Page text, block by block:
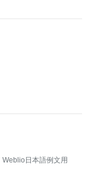
Weblio日本語例文用